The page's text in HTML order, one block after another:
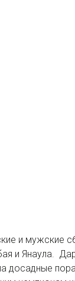
и мужские
и Янаула.
досадные